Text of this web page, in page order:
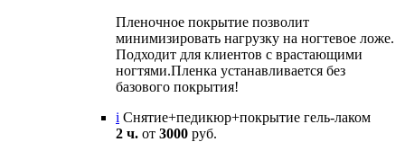
Пленочное покрытие позволит
минимизировать нагрузку на ногтевое ложе.
Подходит для клиентов с врастающими
ногтями.Пленка устанавливается без
базового покрытия!
i Снятие+педикюр+покрытие гель-лаком
2 ч. от 3000 руб.